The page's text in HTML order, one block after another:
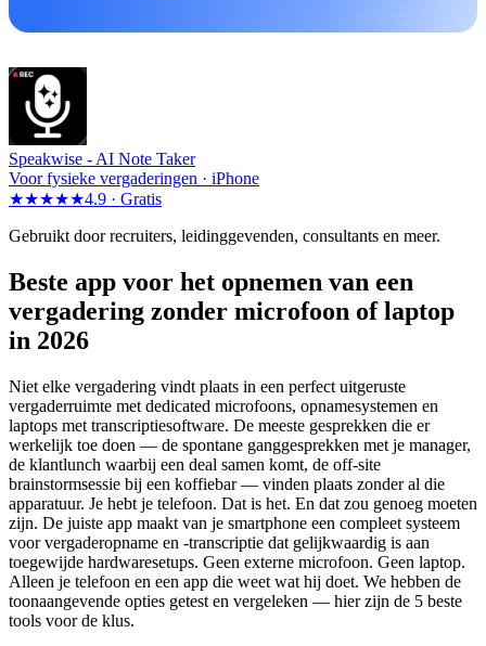
Speakwise - AI Note Taker
Voor fysieke vergaderingen · iPhone
★★★★★4.9 · Gratis
Gebruikt door recruiters, leidinggevenden, consultants en meer.
Beste app voor het opnemen van een
vergadering zonder microfoon of laptop
in 2026
Niet elke vergadering vindt plaats in een perfect uitgeruste
vergaderruimte met dedicated microfoons, opnamesystemen en
laptops met transcriptiesoftware. De meeste gesprekken die er
werkelijk toe doen — de spontane ganggesprekken met je manager,
de klantlunch waarbij een deal samen komt, de off-site
brainstormsessie bij een koffiebar — vinden plaats zonder al die
apparatuur. Je hebt je telefoon. Dat is het. En dat zou genoeg moeten
zijn. De juiste app maakt van je smartphone een compleet systeem
voor vergaderopname en -transcriptie dat gelijkwaardig is aan
toegewijde hardwaresetups. Geen externe microfoon. Geen laptop.
Alleen je telefoon en een app die weet wat hij doet. We hebben de
toonaangevende opties getest en vergeleken — hier zijn de 5 beste
tools voor de klus.